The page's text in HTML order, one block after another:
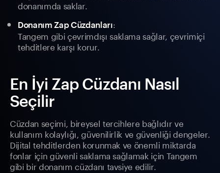
donanımda saklar.
Donanım Zap Cüzdanları:
Tangem gibi çevrimdışı saklama sağlar, çevrimiçi
tehditlere karşı korur.
En İyi Zap Cüzdanı Nasıl
Seçilir
Cüzdan seçimi, bireysel tercihlere bağlıdır ve
kullanım kolaylığı, güvenilirlik ve güvenliği dengeler.
Dijital tehditlerden korunmak ve önemli miktarda
fonlar için güvenli saklama sağlamak için Tangem
gibi bir donanım cüzdanı tavsiye edilir.